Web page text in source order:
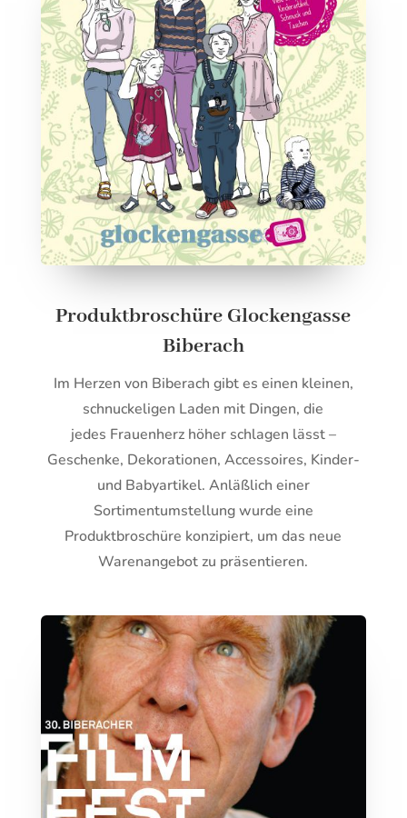
Produktbroschüre Glockengasse
Biberach
Im Herzen von Biberach gibt es einen kleinen,
schnuckeligen Laden mit Dingen, die
jedes Frauenherz höher schlagen lässt –
Geschenke, Dekorationen, Accessoires, Kinder-
und Babyartikel. Anläßlich einer
Sortimentumstellung wurde eine
Produktbroschüre konzipiert, um das neue
Warenangebot zu präsentieren.